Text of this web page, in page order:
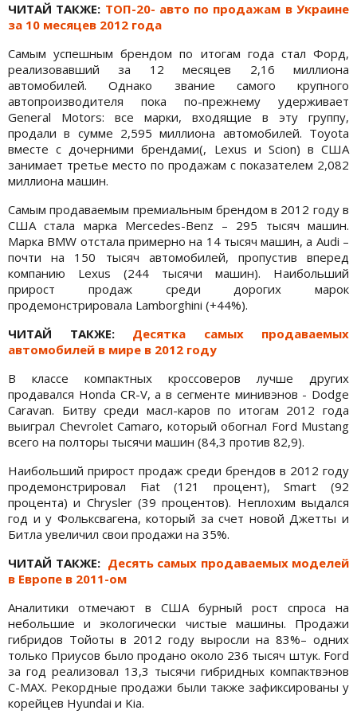
ЧИТАЙ ТАКЖЕ: ТОП-20- авто по продажам в Украине
за 10 месяцев 2012 года
Самым успешным брендом по итогам года стал Форд,
реализовавший за 12 месяцев 2,16 миллиона
автомобилей. Однако звание самого крупного
автопроизводителя пока по-прежнему удерживает
General Motors: все марки, входящие в эту группу,
продали в сумме 2,595 миллиона автомобилей. Toyota
вместе с дочерними брендами(, Lexus и Scion) в США
занимает третье место по продажам с показателем 2,082
миллиона машин.
Самым продаваемым премиальным брендом в 2012 году в
США стала марка Mercedes-Benz – 295 тысяч машин.
Марка BMW отстала примерно на 14 тысяч машин, а Audi –
почти на 150 тысяч автомобилей, пропустив вперед
компанию Lexus (244 тысячи машин). Наибольший
прирост продаж среди дорогих марок
продемонстрировала Lamborghini (+44%).
ЧИТАЙ ТАКЖЕ: Десятка самых продаваемых
автомобилей в мире в 2012 году
В классе компактных кроссоверов лучше других
продавался Honda CR-V, а в сегменте минивэнов - Dodge
Caravan. Битву среди масл-каров по итогам 2012 года
выиграл Chevrolet Camaro, который обогнал Ford Mustang
всего на полторы тысячи машин (84,3 против 82,9).
Наибольший прирост продаж среди брендов в 2012 году
продемонстрировал Fiat (121 процент), Smart (92
процента) и Chrysler (39 процентов). Неплохим выдался
год и у Фольксвагена, который за счет новой Джетты и
Битла увеличил свои продажи на 35%.
ЧИТАЙ ТАКЖЕ: Десять самых продаваемых моделей
в Европе в 2011-ом
Аналитики отмечают в США бурный рост спроса на
небольшие и экологически чистые машины. Продажи
гибридов Тойоты в 2012 году выросли на 83%– одних
только Приусов было продано около 236 тысяч штук. Ford
за год реализовал 13,3 тысячи гибридных компактвэнов
C-MAX. Рекордные продажи были также зафиксированы у
корейцев Hyundai и Kia.